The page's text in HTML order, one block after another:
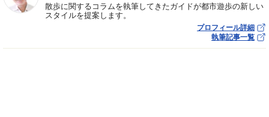
散歩に関するコラムを執筆してきたガイドが都市遊歩の新しい
スタイルを提案します。
プロフィール詳細
執筆記事一覧